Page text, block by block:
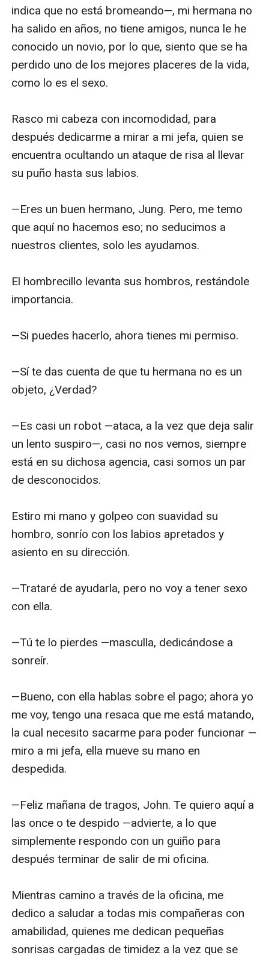
indica que no está bromeando—, mi hermana no
ha salido en años, no tiene amigos, nunca le he
conocido un novio, por lo que, siento que se ha
perdido uno de los mejores placeres de la vida,
como lo es el sexo.
Rasco mi cabeza con incomodidad, para
después dedicarme a mirar a mi jefa, quien se
encuentra ocultando un ataque de risa al llevar
su puño hasta sus labios.
—Eres un buen hermano, Jung. Pero, me temo
que aquí no hacemos eso; no seducimos a
nuestros clientes, solo les ayudamos.
El hombrecillo levanta sus hombros, restándole
importancia.
—Si puedes hacerlo, ahora tienes mi permiso.
—Sí te das cuenta de que tu hermana no es un
objeto, ¿Verdad?
—Es casi un robot —ataca, a la vez que deja salir
un lento suspiro—, casi no nos vemos, siempre
está en su dichosa agencia, casi somos un par
de desconocidos.
Estiro mi mano y golpeo con suavidad su
hombro, sonrío con los labios apretados y
asiento en su dirección.
—Trataré de ayudarla, pero no voy a tener sexo
con ella.
—Tú te lo pierdes —masculla, dedicándose a
sonreír.
—Bueno, con ella hablas sobre el pago; ahora yo
me voy, tengo una resaca que me está matando,
la cual necesito sacarme para poder funcionar —
miro a mi jefa, ella mueve su mano en
despedida.
—Feliz mañana de tragos, John. Te quiero aquí a
las once o te despido —advierte, a lo que
simplemente respondo con un guiño para
después terminar de salir de mi oficina.
Mientras camino a través de la oficina, me
dedico a saludar a todas mis compañeras con
amabilidad, quienes me dedican pequeñas
sonrisas cargadas de timidez a la vez que se